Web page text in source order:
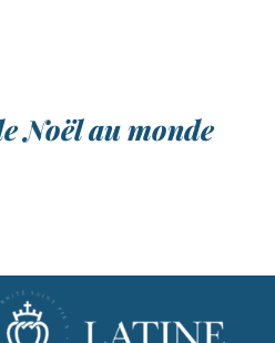
Noël au monde